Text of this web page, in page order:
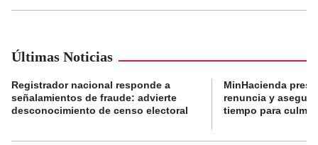
Últimas Noticias
Registrador nacional responde a
señalamientos de fraude: advierte
desconocimiento de censo electoral
MinHacienda
renuncia y
tiempo para